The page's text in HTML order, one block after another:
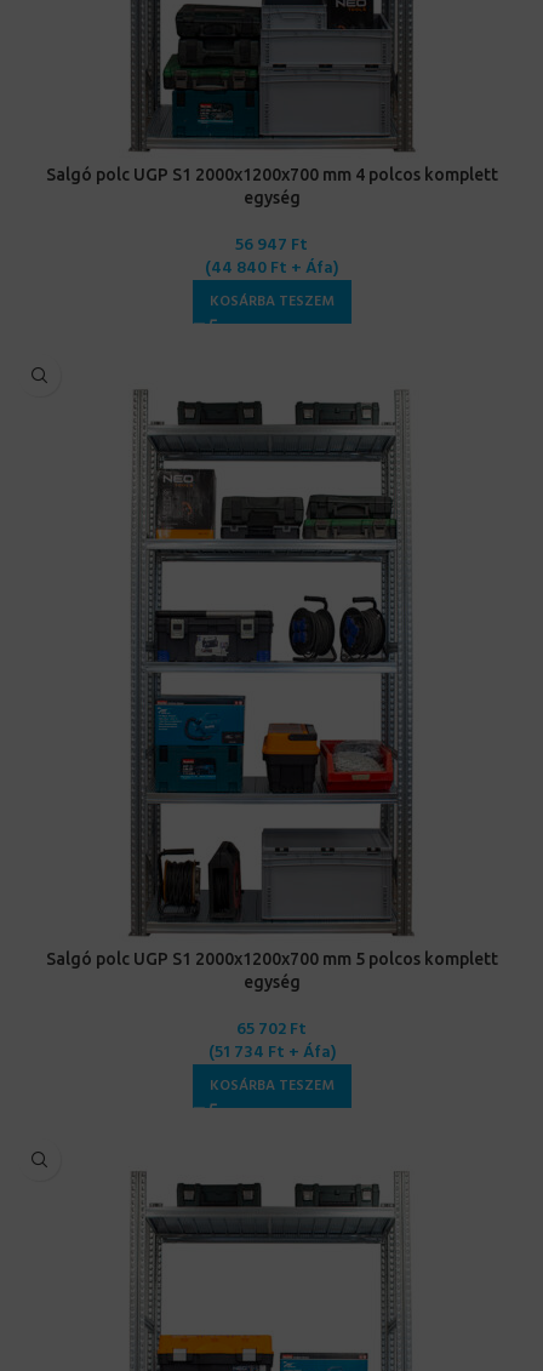
Salgó polc UGP S1 2000x1200x700 mm 4 polcos komplett
egység
56 947 Ft
(44 840Ft + Áfa)
KOSÁRBA TESZEM
Salgó polc UGP S1 2000x1200x700 mm 5 polcos komplett
egység
65 702Ft
(51 734 Ft + Áfa)
KOSÁRBA TESZEM